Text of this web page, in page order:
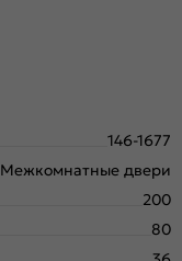
146-1677
Межкомнатные двери
200
80